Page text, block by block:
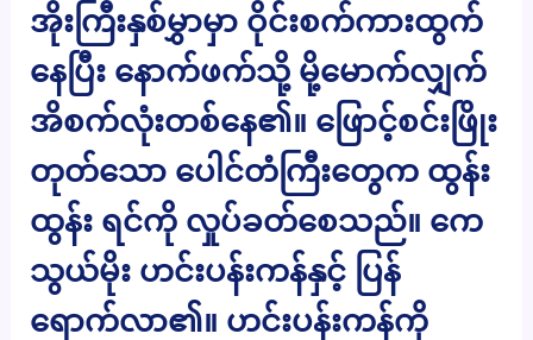
အိုးကြီးနှစ်မွှာမှာ ဝိုင်းစက်ကားထွက်
နေပြီး နောက်ဖက်သို့ မို့မောက်လျှက်
အိစက်လုံးတစ်နေ၏။ ဖြောင့်စင်းဖြိုး
တုတ်သော ပေါင်တံကြီးတွေက ထွန်း
ထွန်း ရင်ကို လှုပ်ခတ်စေသည်။ ကေ
သွယ်မိုး ဟင်းပန်းကန်နှင့် ပြန်
ရောက်လာ၏။ ဟင်းပန်းကန်ကို